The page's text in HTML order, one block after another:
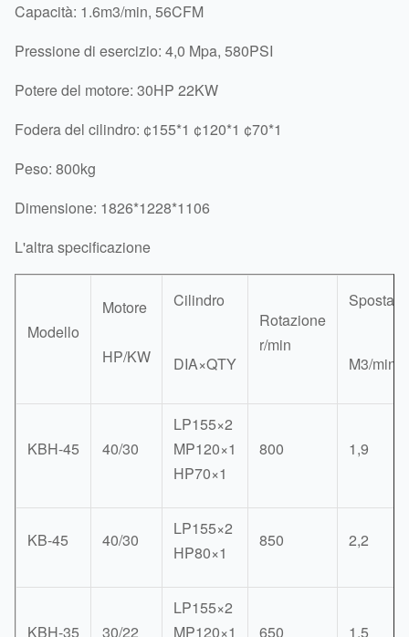
Capacità: 1.6m3/min, 56CFM
Pressione di esercizio: 4,0 Mpa, 580PSI
Potere del motore: 30HP 22KW
Fodera del cilindro: ¢155*1 ¢120*1 ¢70*1
Peso: 800kg
Dimensione: 1826*1228*1106
L'altra specificazione
Modello
Motore
HP/KW
Cilindro
DIA×QTY
Rotazione
r/min
M3/min
KBH-45 40/30
LP155×2
MP120×1
HP70×1
800 1,9
KB-45 40/30
LP155×2
HP80×1
850 2,2
KBH-35 30/22
LP155×2
MP120×1
650 1,5